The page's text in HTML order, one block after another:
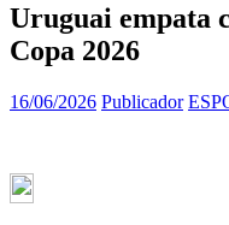
Uruguai empata
Copa 2026
16/06/2026 Publicador